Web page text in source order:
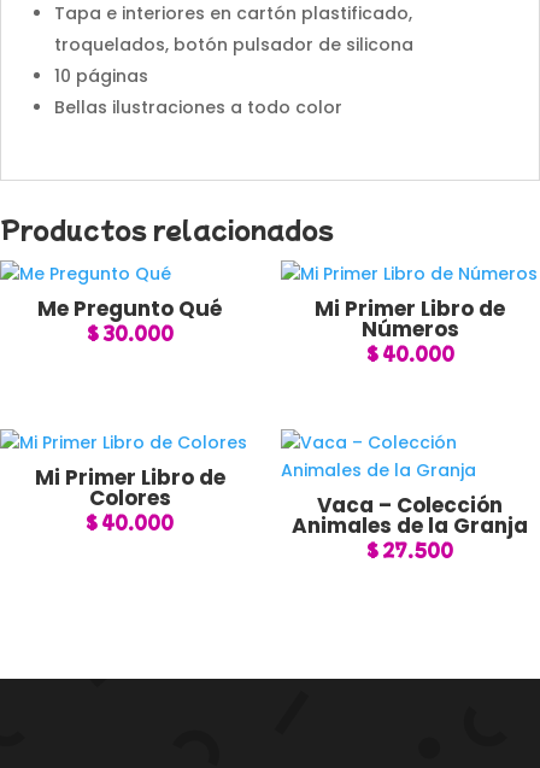
Tapa e interiores en cartón plastificado,
troquelados, botón pulsador de silicona
10 páginas
Bellas ilustraciones a todo color
Productos relacionados
Me Pregunto Qué
$30.000
Mi Primer Libro de
Números
$40.000
Mi Primer Libro de
Colores
$ 40.000
Vaca – Colección
Animales de la Granja
$ 27.500